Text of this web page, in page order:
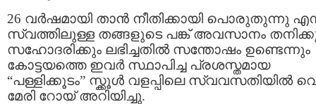
26 വര്‍ഷമായി താന്‍ നീതിക്കായി പൊരുതുന്നു
സ്വത്തിലുള്ള തങ്ങളുടെ പങ്ക് അവസാനം
സഹോദരിക്കും ലഭിച്ചതില്‍ സന്തോഷം ഉണ്ടെന്നും
കോട്ടയത്തെ ഇവര്‍ സ്ഥാപിച്ച പ്രശസ്തമായ
“പള്ളിക്കൂടം” സ്ക്കൂള്‍ വളപ്പിലെ സ്വവസതിയില്‍
മേരി റോയ്‌ അറിയിച്ചു.